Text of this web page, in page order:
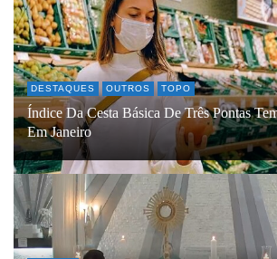
DESTAQUES OUTROS TOPO
Índice Da Cesta Básica De Três Pontas
Em Janeiro